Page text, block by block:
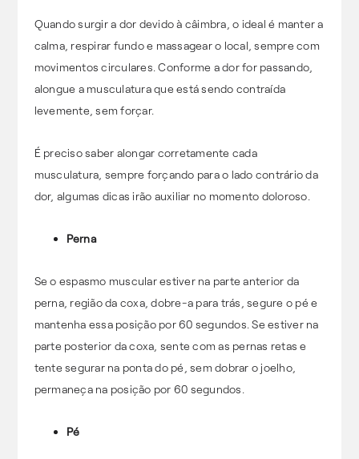
Quando surgir a dor devido à câimbra, o ideal é manter a
calma, respirar fundo e massagear o local, sempre com
movimentos circulares. Conforme a dor for passando,
alongue a musculatura que está sendo contraída
levemente, sem forçar.
É preciso saber alongar corretamente cada
musculatura, sempre forçando para o lado contrário da
dor, algumas dicas irão auxiliar no momento doloroso.
Perna
Se o espasmo muscular estiver na parte anterior da
perna, região da coxa, dobre-a para trás, segure o pé e
mantenha essa posição por 60 segundos. Se estiver na
parte posterior da coxa, sente com as pernas retas e
tente segurar na ponta do pé, sem dobrar o joelho,
permaneça na posição por 60 segundos.
Pé